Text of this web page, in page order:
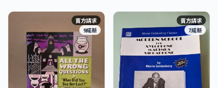
賣方請求
9成新
賣方請求
7成新